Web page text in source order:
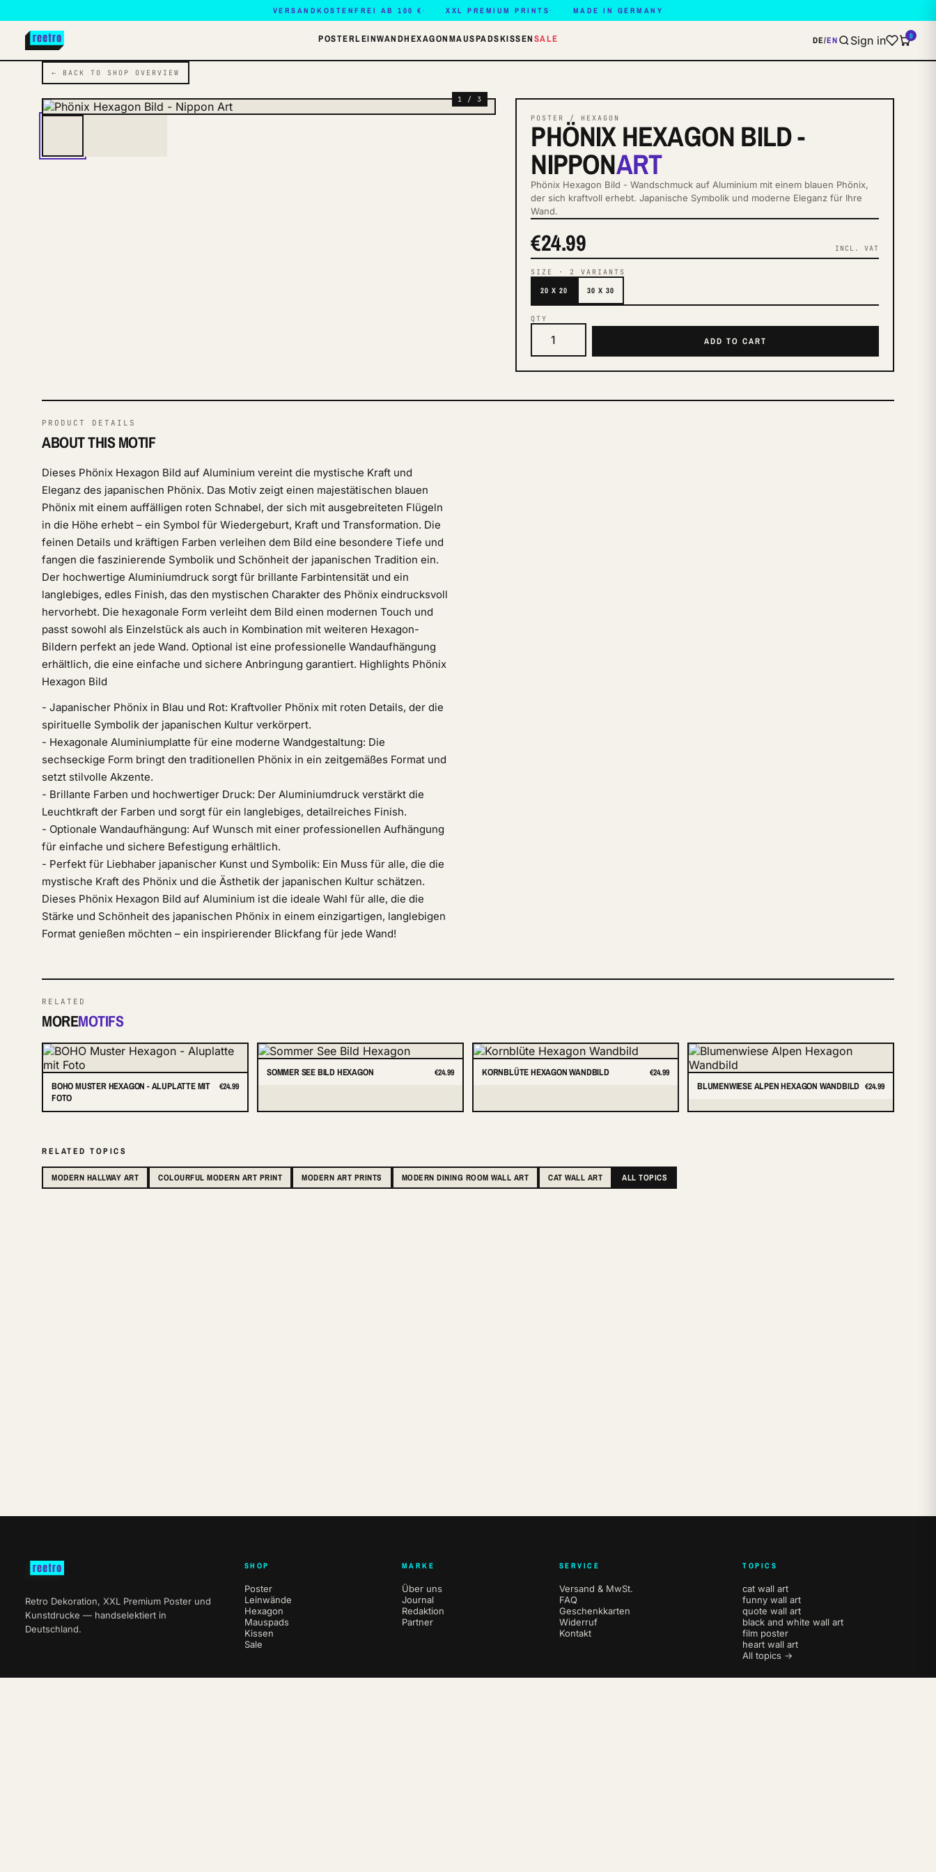
VERSANDKOSTENFREI AB 100 € XXL PREMIUM PRINTS MADE IN GERMANY
POSTERLEINWANDHEXAGONMAUSPADSKISSENSALE DE/EN Sign in 0
← BACK TO SHOP OVERVIEW
1 / 3
POSTER / HEXAGON
PHÖNIX HEXAGON BILD -
NIPPONART
Phönix Hexagon Bild - Wandschmuck auf Aluminium mit einem blauen Phönix,
der sich kraftvoll erhebt. Japanische Symbolik und moderne Eleganz für Ihre
Wand.
€24.99 INCL. VAT
SIZE ·2 VARIANTS
20 X 20 30 X 30
QTY
ADD TO CART
PRODUCT DETAILS
ABOUT THIS MOTIF
Dieses Phönix Hexagon Bild auf Aluminium vereint die mystische Kraft und
Eleganz des japanischen Phönix. Das Motiv zeigt einen majestätischen blauen
Phönix mit einem auffälligen roten Schnabel, der sich mit ausgebreiteten Flügeln
in die Höhe erhebt – ein Symbol für Wiedergeburt, Kraft und Transformation. Die
feinen Details und kräftigen Farben verleihen dem Bild eine besondere Tiefe und
fangen die faszinierende Symbolik und Schönheit der japanischen Tradition ein.
Der hochwertige Aluminiumdruck sorgt für brillante Farbintensität und ein
langlebiges, edles Finish, das den mystischen Charakter des Phönix eindrucksvoll
hervorhebt. Die hexagonale Form verleiht dem Bild einen modernen Touch und
passt sowohl als Einzelstück als auch in Kombination mit weiteren Hexagon-
Bildern perfekt an jede Wand. Optional ist eine professionelle Wandaufhängung
erhältlich, die eine einfache und sichere Anbringung garantiert. Highlights Phönix
Hexagon Bild
- Japanischer Phönix in Blau und Rot: Kraftvoller Phönix mit roten Details, der die
spirituelle Symbolik der japanischen Kultur verkörpert.
- Hexagonale Aluminiumplatte für eine moderne Wandgestaltung: Die
sechseckige Form bringt den traditionellen Phönix in ein zeitgemäßes Format und
setzt stilvolle Akzente.
- Brillante Farben und hochwertiger Druck: Der Aluminiumdruck verstärkt die
Leuchtkraft der Farben und sorgt für ein langlebiges, detailreiches Finish.
- Optionale Wandaufhängung: Auf Wunsch mit einer professionellen Aufhängung
für einfache und sichere Befestigung erhältlich.
- Perfekt für Liebhaber japanischer Kunst und Symbolik: Ein Muss für alle, die die
mystische Kraft des Phönix und die Ästhetik der japanischen Kultur schätzen.
Dieses Phönix Hexagon Bild auf Aluminium ist die ideale Wahl für alle, die die
Stärke und Schönheit des japanischen Phönix in einem einzigartigen, langlebigen
Format genießen möchten – ein inspirierender Blickfang für jede Wand!
RELATED
MOREMOTIFS
BOHO MUSTER HEXAGON - ALUPLATTE MIT
FOTO
€24.99
SOMMER SEE BILD HEXAGON €24.99 KORNBLÜTE HEXAGON WANDBILD €24.99
BLUMENWIESE ALPEN HEXAGON WANDBILD €24.99
RELATED TOPICS
MODERN HALLWAY ART COLOURFUL MODERN ART PRINT MODERN ART PRINTS MODERN DINING ROOM WALL ART CAT WALL ART ALL TOPICS
Retro Dekoration, XXL Premium Poster und
Kunstdrucke — handselektiert in
Deutschland.
SHOP
Poster
Leinwände
Hexagon
Mauspads
Kissen
Sale
MARKE
Über uns
Journal
Redaktion
Partner
SERVICE
Versand & MwSt.
FAQ
Geschenkkarten
Widerruf
Kontakt
TOPICS
cat wall art
funny wall art
quote wall art
black and white wall art
film poster
heart wall art
All topics →